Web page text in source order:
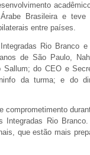
Brasileira e teve
entre países.
Rio Branco
de São Paulo,
Sallum; do CEO e
da turma; e do
comprometimento
Rio Branco.
que estão mais